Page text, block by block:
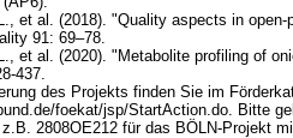
et al. (2018). "Quality aspects in
91: 69–78.
et al. (2020). "Metabolite profiling of
437.
des Projekts finden Sie im
foekat/jsp/StartAction.do. Bitte
2808OE212 für das BÖLN-Projekt